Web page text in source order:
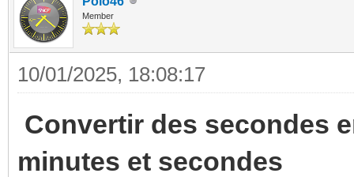
Member
10/01/2025, 18:08:17
Convertir des secondes
minutes et secondes